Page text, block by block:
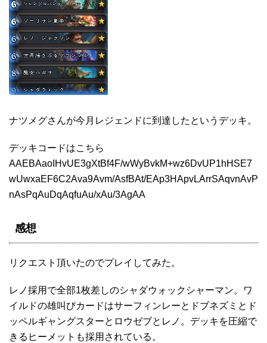
ナツメグさんが今月レジェンドに到達したというデッキ。
デッキコードはこちら
AAEBAaoIHvUE3gXtBf4F/wWyBvkM+wz6DvUP1hHSE7
wUwxaEF6C2Ava9Avm/AsfBAt/EAp3HApvLArrSAqvnAvP
nAsPqAuDqAqfuAu/xAu/3AgAA
感想
リクエスト頂いたのでプレイしてみた。
レノ採用で全部1枚差しのシャダウォックシャーマン。ワ
イルドの雄叫びカードはサーフィンレーとドブネズミとド
ッペルギャングスターとロウゼブとレノ。デッキを圧縮で
きるヒーメットも採用されている。